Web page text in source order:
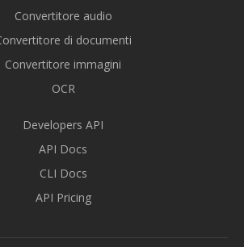
Convertitore audio
di documenti
Convertitore immagini
OCR
Developers API
API Docs
CLI Docs
API Pricing